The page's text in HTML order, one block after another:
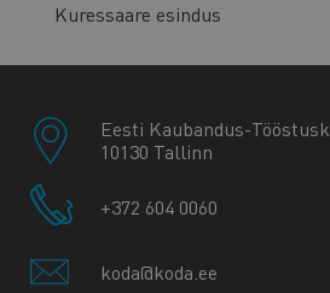
Kuressaare esindus
Eesti Kaubandus-
10130 Tallinn
+372 604 0060
koda@koda.ee